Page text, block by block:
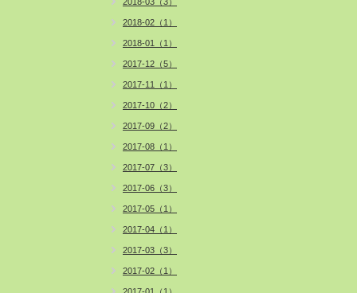
2018-02（1）
2018-01（1）
2017-12（5）
2017-11（1）
2017-10（2）
2017-09（2）
2017-08（1）
2017-07（3）
2017-06（3）
2017-05（1）
2017-04（1）
2017-03（3）
2017-02（1）